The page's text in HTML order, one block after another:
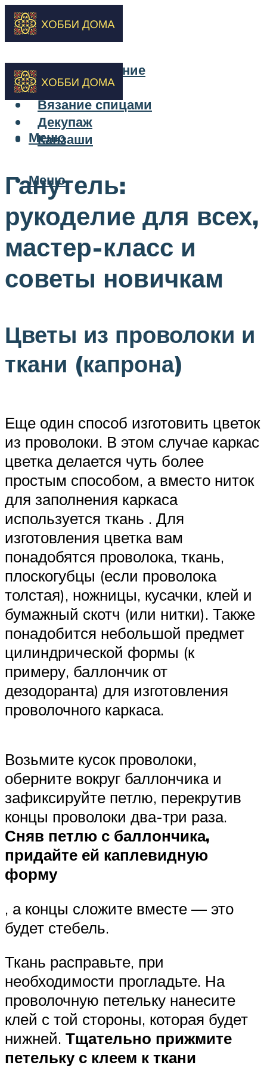
Бисероплетение
Вышивка
Вязание спицами
Декупаж
Канзаши
Меню
Меню
Ганутель:
рукоделие для всех,
мастер-класс и
советы новичкам
Цветы из проволоки и
ткани (капрона)
Еще один способ изготовить цветок
из проволоки. В этом случае каркас
цветка делается чуть более
простым способом, а вместо ниток
для заполнения каркаса
используется ткань . Для
изготовления цветка вам
понадобятся проволока, ткань,
плоскогубцы (если проволока
толстая), ножницы, кусачки, клей и
бумажный скотч (или нитки). Также
понадобится небольшой предмет
цилиндрической формы (к
примеру, баллончик от
дезодоранта) для изготовления
проволочного каркаса.
Возьмите кусок проволоки,
оберните вокруг баллончика и
зафиксируйте петлю, перекрутив
концы проволоки два-три раза.
Сняв петлю с баллончика,
придайте ей каплевидную
форму
, а концы сложите вместе — это
будет стебель.
Ткань расправьте, при
необходимости прогладьте. На
проволочную петельку нанесите
клей с той стороны, которая будет
нижней. Тщательно прижмите
петельку с клеем к ткани